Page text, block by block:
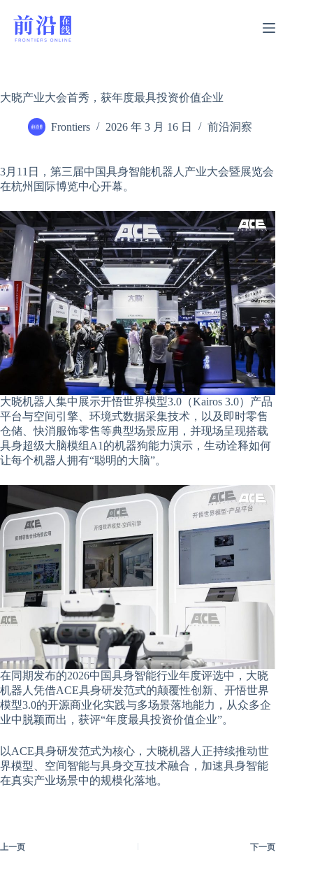
大晓产业大会首秀，获年度最具投资价值企业
Frontiers 2026 年 3 月 16 日 前沿洞察
3月11日，第三届中国具身智能机器人产业大会暨展览会
在杭州国际博览中心开幕。
大晓机器人集中展示开悟世界模型3.0（Kairos 3.0）产品
平台与空间引擎、环境式数据采集技术，以及即时零售
仓储、快消服饰零售等典型场景应用，并现场呈现搭载
具身超级大脑模组A1的机器狗能力演示，生动诠释如何
让每个机器人拥有“聪明的大脑”。
在同期发布的2026中国具身智能行业年度评选中，大晓
机器人凭借ACE具身研发范式的颠覆性创新、开悟世界
模型3.0的开源商业化实践与多场景落地能力，从众多企
业中脱颖而出，获评“年度最具投资价值企业”。
以ACE具身研发范式为核心，大晓机器人正持续推动世
界模型、空间智能与具身交互技术融合，加速具身智能
在真实产业场景中的规模化落地。
上一页 下一页